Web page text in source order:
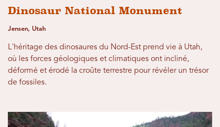
Dinosaur National Monument
Jensen, Utah
L'héritage des dinosaures du Nord-Est prend vie à Utah,
où les forces géologiques et climatiques ont incliné,
déformé et érodé la croûte terrestre pour révéler un trésor
de fossiles.